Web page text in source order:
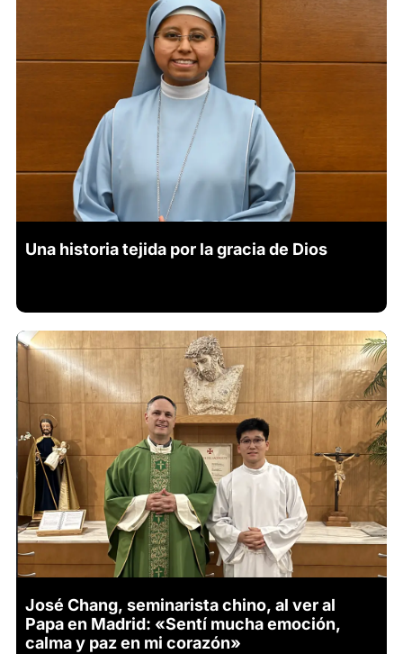
Una historia tejida por la gracia de Dios
José Chang, seminarista chino, al ver al
Papa en Madrid: «Sentí mucha emoción,
calma y paz en mi corazón»